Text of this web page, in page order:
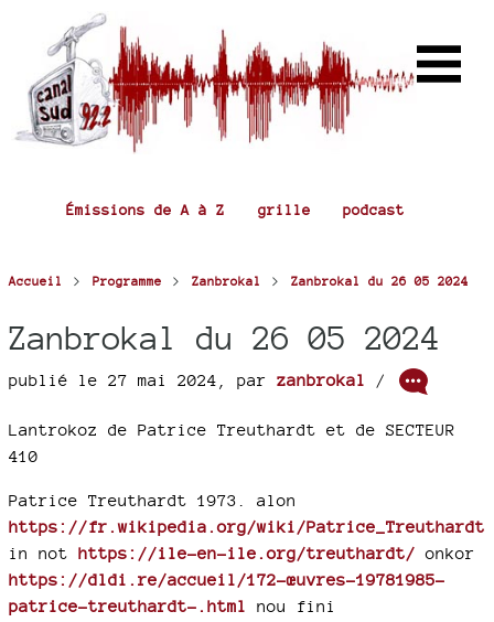
Émissions de A à Z grille podcast
Accueil > Programme > Zanbrokal > Zanbrokal du 26 05 2024
Zanbrokal du 26 05 2024
publié le 27 mai 2024 par zanbrokal /
Lantrokoz de Patrice Treuthardt et de SECTEUR
410
Patrice Treuthardt 1973. alon
https://fr.wikipedia.org/wiki/Patrice_Treuthardt
in not https://ile-en-ile.org/treuthardt/ onkor
https://dldi.re/accueil/172-œuvres-19781985-
patrice-treuthardt-.html
nou fini